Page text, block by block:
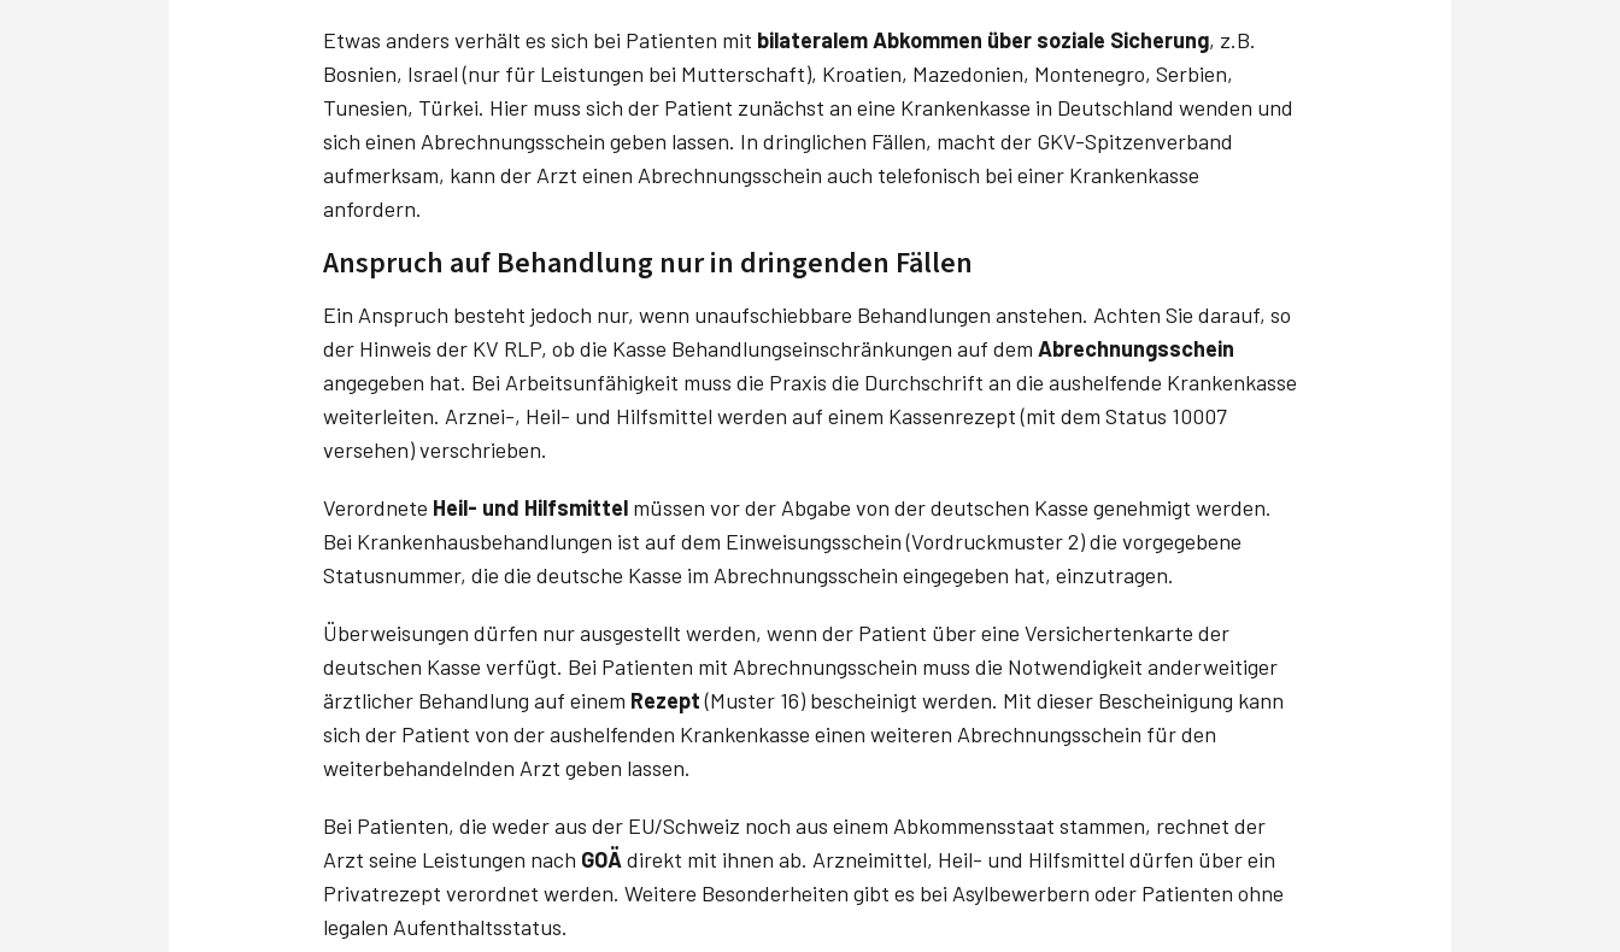
Etwas anders verhält es sich bei Patienten mit bilateralem Abkommen über soziale Sicherung, z.B.
Bosnien, Israel (nur für Leistungen bei Mutterschaft), Kroatien, Mazedonien, Montenegro, Serbien,
Tunesien, Türkei. Hier muss sich der Patient zunächst an eine Krankenkasse in Deutschland wenden und
sich einen Abrechnungsschein geben lassen. In dringlichen Fällen, macht der GKV-Spitzenverband
aufmerksam, kann der Arzt einen Abrechnungsschein auch telefonisch bei einer Krankenkasse
anfordern.
Anspruch auf Behandlung nur in dringenden Fällen
Ein Anspruch besteht jedoch nur, wenn unaufschiebbare Behandlungen anstehen. Achten Sie darauf, so
der Hinweis der KV RLP, ob die Kasse Behandlungseinschränkungen auf dem Abrechnungsschein
angegeben hat. Bei Arbeitsunfähigkeit muss die Praxis die Durchschrift an die aushelfende Krankenkasse
weiterleiten. Arznei-, Heil- und Hilfsmittel werden auf einem Kassenrezept (mit dem Status 10007
versehen) verschrieben.
Verordnete Heil- und Hilfsmittel müssen vor der Abgabe von der deutschen Kasse genehmigt werden.
Bei Krankenhausbehandlungen ist auf dem Einweisungsschein (Vordruckmuster 2) die vorgegebene
Statusnummer, die die deutsche Kasse im Abrechnungsschein eingegeben hat, einzutragen.
Überweisungen dürfen nur ausgestellt werden, wenn der Patient über eine Versichertenkarte der
deutschen Kasse verfügt. Bei Patienten mit Abrechnungsschein muss die Notwendigkeit anderweitiger
ärztlicher Behandlung auf einem Rezept(Muster 16) bescheinigt werden. Mit dieser Bescheinigung kann
sich der Patient von der aushelfenden Krankenkasse einen weiteren Abrechnungsschein für den
weiterbehandelnden Arzt geben lassen.
Bei Patienten, die weder aus der EU/Schweiz noch aus einem Abkommensstaat stammen, rechnet der
Arzt seine Leistungen nach GOÄ direkt mit ihnen ab. Arzneimittel, Heil- und Hilfsmittel dürfen über ein
Privatrezept verordnet werden. Weitere Besonderheiten gibt es bei Asylbewerbern oder Patienten ohne
legalen Aufenthaltsstatus.